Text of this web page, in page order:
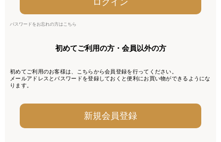
パスワードをお忘れの方はこちら
初めてご利用の方・会員以外の方
初めてご利用のお客様は、こちらから会員登録を行ってください。
メールアドレスとパスワードを登録しておくと便利にお買い物ができるようにな
ります。